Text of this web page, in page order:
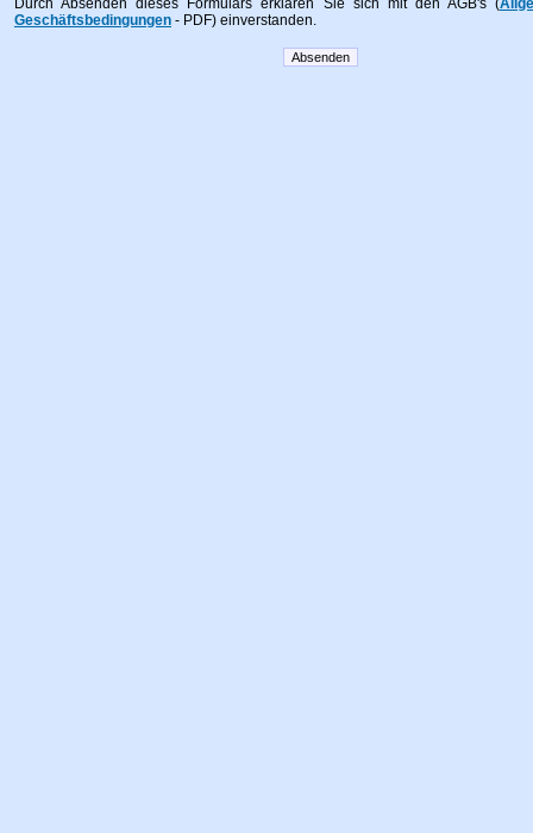
Durch Absenden dieses Formulars erklären Sie sich mit den AGB's (
Geschäftsbedingungen - PDF) einverstanden.